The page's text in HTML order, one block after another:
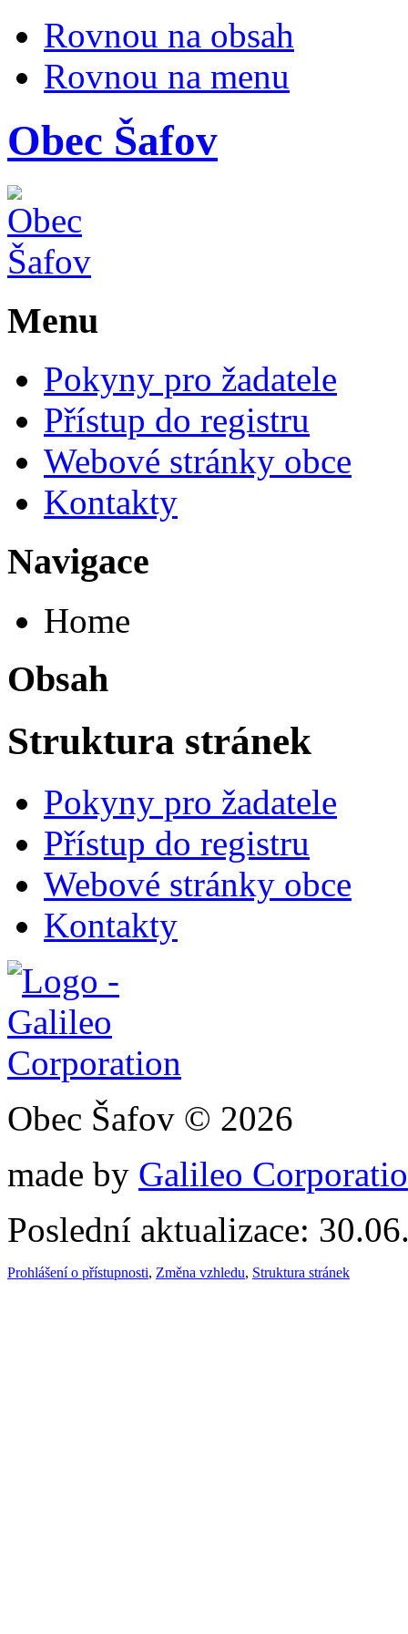
Rovnou na obsah
Rovnou na menu
Obec Šafov
Menu
Pokyny pro žadatele
Přístup do registru
Webové stránky obce
Kontakty
Navigace
Home
Obsah
Struktura stránek
Pokyny pro žadatele
Přístup do registru
Webové stránky obce
Kontakty
Obec Šafov © 2026
made by Galileo
Poslední aktualizace:
Prohlášení o přístupnosti, Změna vzhledu, Struktura stránek